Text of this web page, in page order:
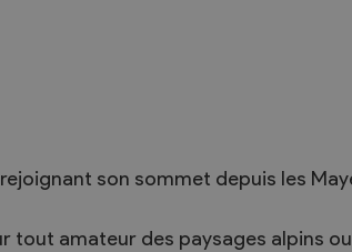
son sommet depuis les
amateur des paysages alpins